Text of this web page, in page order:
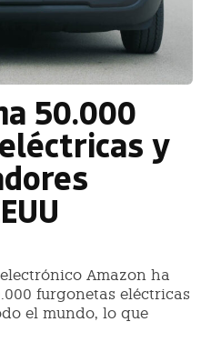
50.000
y
Amazon ha
furgonetas eléctricas
el mundo, lo que